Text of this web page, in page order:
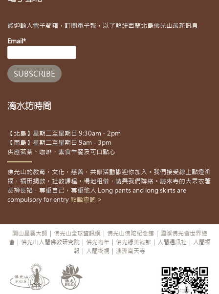
歡迎輸入電子郵箱，訂閱電子報，以了解紐西蘭北島佛光山最新訊息
Email*
滴水坊時間
【北島】星期二至星期日 9:30am - 2pm
【南島】星期二至星期日 9am - 3pm
供應茗茶、咖啡、素食午餐及可口點心
佛光山的教育，文化，慈善，共修活動歡迎你加入。我們接受線上點燈祈
福，福田捐款，社教課程，場地租借，請與我們聯絡。請來寺的大眾衣著
長褲長裙，尊重自己，尊重他人 Long pants and long skirts are
compulsory for entry 點擊查詢 >
開山星雲大師 佛光山全球資訊網 佛光山佛陀紀念館
國際佛光會世界總
會
佛光山人間佛教研究院 佛光青年 佛光緣美術館 人間通訊社
人間福
報
人間衛視 澳洲南天寺